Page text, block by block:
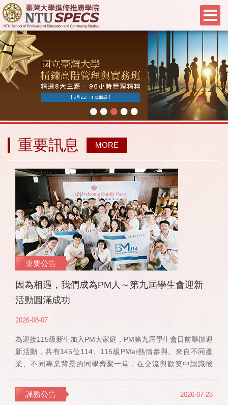
•••••
重要訊息 MORE
重要公告
因為相遇，我們成為PM人～第九屆學生會迎新
活動圓滿成功
2026-08-07
為迎接115級新生加入PM大家庭，PM第九屆學生會日前舉辦迎
新活動，共有145位114、115級PMer熱情參與。來自不同產
業、不同專業背景的同學齊聚一堂，在交流與歡笑中認識彼
謝郭佳瑋院長、PMBA孔令傑主任及PMBM何佳安主任蒞臨現
場，給予115 級新生勉勵與祝福；PMLBA謝煜偉主任雖人在國
課務公告 2026-07-28